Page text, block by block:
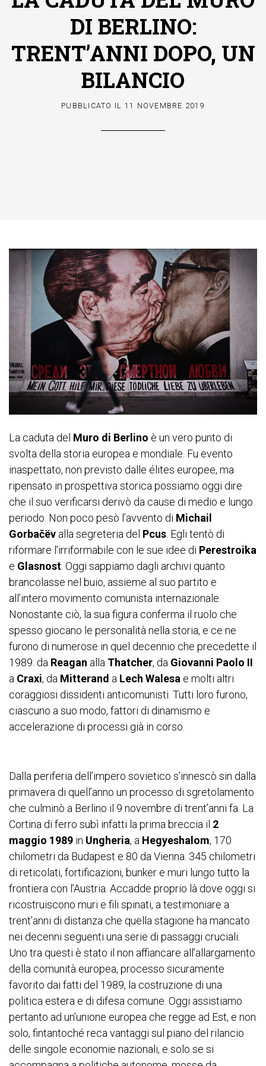
DI BERLINO:
TRENT’ANNI DOPO, UN
BILANCIO
PUBBLICATO IL 11 NOVEMBRE 2019
La caduta del Muro di Berlino è un vero punto di
svolta della storia europea e mondiale. Fu evento
inaspettato, non previsto dalle élites europee, ma
ripensato in prospettiva storica possiamo oggi dire
che il suo verificarsi derivò da cause di medio e lungo
periodo. Non poco pesò l’avvento di Michail
Gorbačëv alla segreteria del Pcus. Egli tentò di
riformare l’irriformabile con le sue idee di Perestroika
e Glasnost. Oggi sappiamo dagli archivi quanto
brancolasse nel buio, assieme al suo partito e
all’intero movimento comunista internazionale.
Nonostante ciò, la sua figura conferma il ruolo che
spesso giocano le personalità nella storia, e ce ne
furono di numerose in quel decennio che precedette il
1989: da Reagan alla Thatcher, da Giovanni Paolo II
a Craxi, da Mitterand a Lech Walesa e molti altri
coraggiosi dissidenti anticomunisti. Tutti loro furono,
ciascuno a suo modo, fattori di dinamismo e
accelerazione di processi già in corso.
Dalla periferia dell’impero sovietico s’innescò sin dalla
primavera di quell’anno un processo di sgretolamento
che culminò a Berlino il 9 novembre di trent’anni fa. La
Cortina di ferro subì infatti la prima breccia il 2
maggio 1989 in Ungheria, a Hegyeshalom, 170
chilometri da Budapest e 80 da Vienna. 345 chilometri
di reticolati, fortificazioni, bunker e muri lungo tutto la
frontiera con l’Austria. Accadde proprio là dove oggi si
ricostruiscono muri e fili spinati, a testimoniare a
trent’anni di distanza che quella stagione ha mancato
nei decenni seguenti una serie di passaggi cruciali.
Uno tra questi è stato il non affiancare all’allargamento
della comunità europea, processo sicuramente
favorito dai fatti del 1989, la costruzione di una
politica estera e di difesa comune. Oggi assistiamo
pertanto ad un’unione europea che regge ad Est, e non
solo, fintantoché reca vantaggi sul piano del rilancio
delle singole economie nazionali, e solo se si